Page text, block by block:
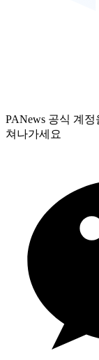
PANews 공식 계
쳐나가세요